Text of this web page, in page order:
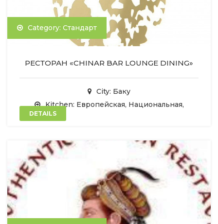
Category: Стандарт
РЕСТОРАН «CHINAR BAR LOUNGE DINING»
City: Баку
Kitchen: Европейская, Национальная,
DETAILS